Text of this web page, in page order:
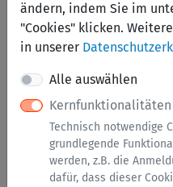
ändern, indem Sie im
"Cookies" klicken.
in unserer
Alle auswählen
Kernfunktionalitäten
Technisch notwendige
grundlegende
werden, z.B. die
dafür, dass dieser
Verlust melden
Kategorien
Brillen
Dokumente
Elektronik